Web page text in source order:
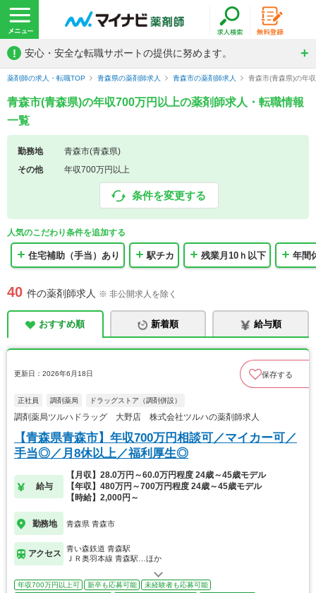
! 安心・安全な転職サポートの提供に努めます。
薬剤師の求人・転職TOP 青森県の薬剤師求人 青森市の薬剤師求人 青森市(青森県)の年
青森市(青森県)の年収700万円以上の薬剤師求人・転職情報
一覧
勤務地
青森市(青森県)
その他
年収700万円以上
条件を変更する
人気のこだわり条件を追加する
住宅補助（手当）あり 駅チカ 残業月10ｈ以下 年間
40 件の薬剤師求人 ※ 非公開求人を除く
おすすめ順 新着順 給与順
更新日：2026年6月18日 保存する
正社員 調剤薬局 ドラッグストア（調剤併設）
調剤薬局ツルハドラッグ 大野店 株式会社ツルハの薬剤師求人
【青森県青森市】年収700万円相談可／マイカー可／
手当◎／月8休以上／福利厚生◎
給与
【月収】28.0万円～60.0万円程度 24歳～45歳モデル
【年収】480万円～700万円程度 24歳～45歳モデル
【時給】2,000円～
勤務地 青森県 青森市
アクセス
青い森鉄道 青森駅
ＪＲ奥羽本線 青森駅…ほか
年収700万円以上可 新卒も応募可能
未経験者も応募可能